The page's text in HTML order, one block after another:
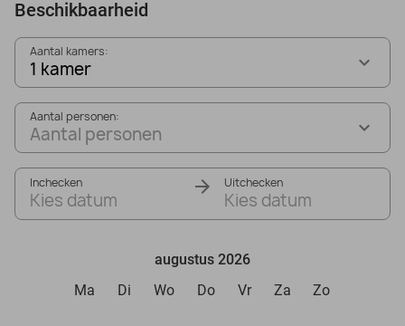
Beschikbaarheid
Aantal kamers:
1 kamer
Aantal personen:
Aantal personen
Inchecken
Kies datum
Uitchecken
Kies datum
augustus 2026
Ma
Di Wo Do Vr Za Zo